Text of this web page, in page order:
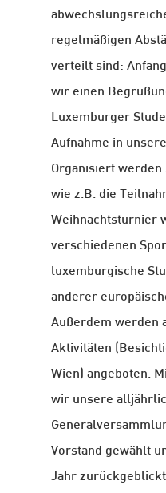
regelmäßigen
verteilt sind:
wir einen
Luxemburger
Aufnahme in
Organisiert
wie z.B. die
Weihnachtsturnier
verschiedenen
luxemburgische
anderer
Außerdem werden
Aktivitäten
Wien) angeboten.
wir unsere
Vorstand gewählt
Jahr